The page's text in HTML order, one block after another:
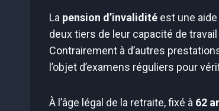
La pension d’invalidité est une
deux tiers de leur capacité de
Contrairement à d’autres
l’objet d’examens réguliers pour
À l’âge légal de la retraite, fixé à 62